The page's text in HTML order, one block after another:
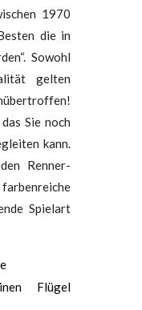
1970
die in
Sowohl
gelten
Sie noch
kann.
Renner-
Spielart
Flügel